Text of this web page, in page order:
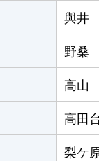
與井
野桑
高山
高田
梨ケ